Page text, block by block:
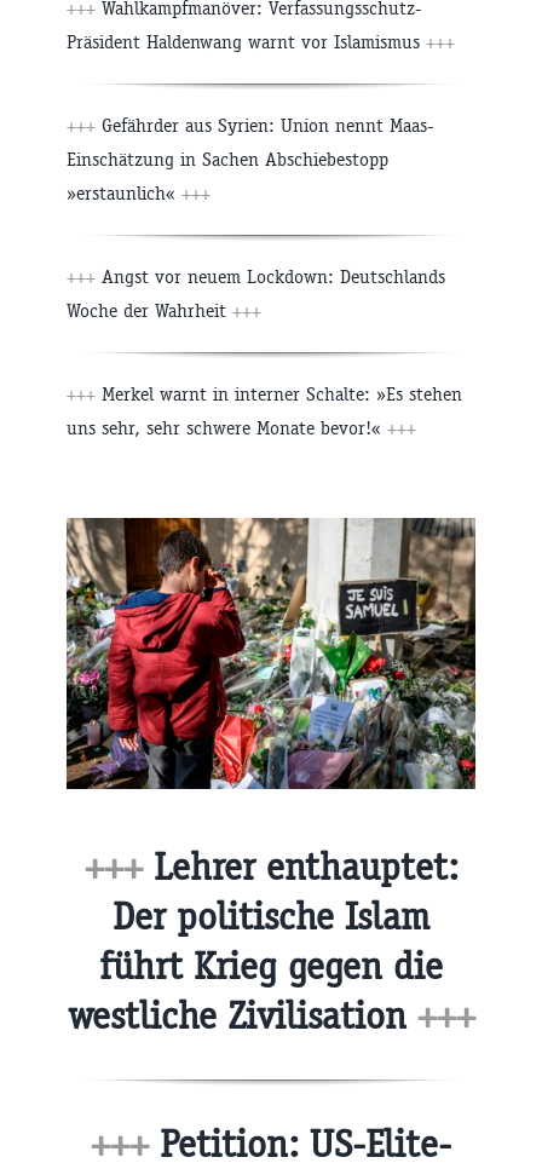
+++ Wahlkampfmanöver: Verfassungsschutz-
Präsident Haldenwang warnt vor Islamismus +++
+++ Gefährder aus Syrien: Union nennt Maas-
Einschätzung in Sachen Abschiebestopp
»erstaunlich« +++
+++ Angst vor neuem Lockdown: Deutschlands
Woche der Wahrheit +++
+++ Merkel warnt in interner Schalte: »Es stehen
uns sehr, sehr schwere Monate bevor!« +++
+++Lehrer enthauptet:
Der politische Islam
führt Krieg gegen die
westliche Zivilisation +++
+++Petition: US-Elite-